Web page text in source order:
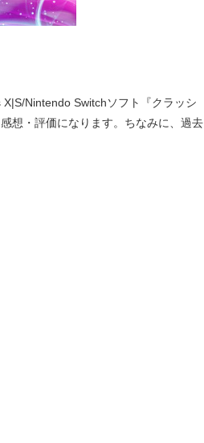
Nintendo Switchソフト『クラッシ
想・評価になります。ちなみに、過去